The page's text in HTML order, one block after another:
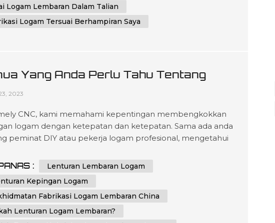
Logam Lembaran Dalam Talian
Logam Tersuai Berhampiran Saya
Yang Anda Perlu Tahu Tentang
Lembaran Logam
2023
CNC, kami memahami kepentingan membengkokkan
logam dengan ketepatan dan ketepatan. Sama ada anda
peminat DIY atau pekerja logam profesional, mengetahui
anda mencapai hasil yang sempurna. Dalam panduan
dan petua penting tentang cara me...
:
Lenturan Lembaran Logam
Kepingan Logam
Fabrikasi Logam Lembaran China
Lenturan Logam Lembaran?